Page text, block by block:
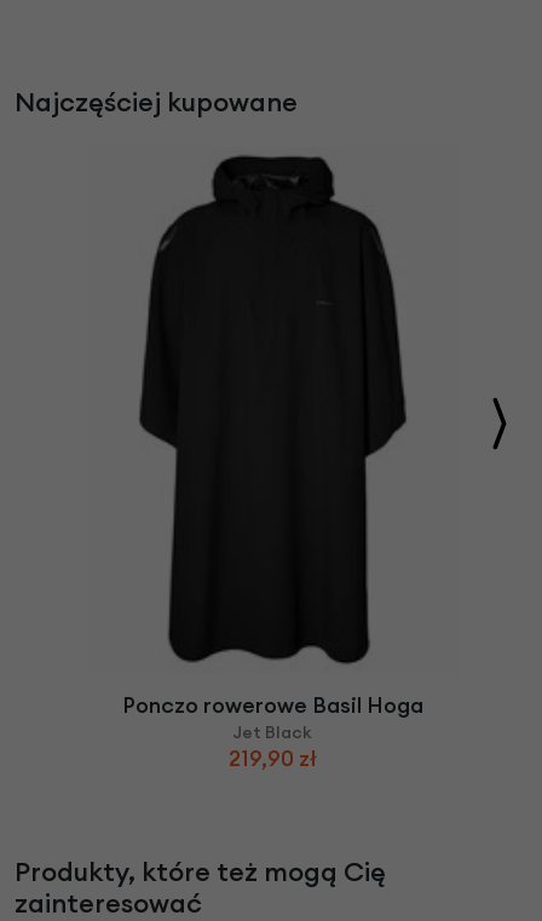
Najczęściej kupowane
Ponczo rowerowe Basil Hoga
Jet Black
219,90 zł
Produkty, które też mogą Cię
zainteresować